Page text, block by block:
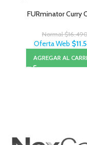
FURminator Curry
Normal$
Oferta Web $
AGREGAR AL